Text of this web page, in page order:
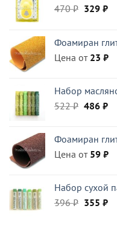
470₽
470 ₽.
329 ₽
Фоамиран
Цена от 23 ₽
Набор
522₽
522 ₽.
486 ₽
Фоамиран
Цена от 59 ₽
Набор сухой
396₽ 355 ₽